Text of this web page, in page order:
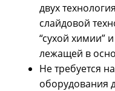
двух
слайдoвой
“сухой химии”
лежащей в
Не требуется
оборудования